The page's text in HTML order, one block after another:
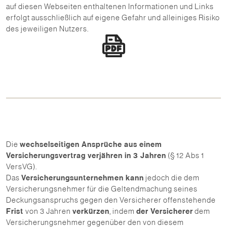
auf diesen Webseiten enthaltenen Informationen und Links
erfolgt ausschließlich auf eigene Gefahr und alleiniges Risiko
des jeweiligen Nutzers.
Die wechselseitigen Ansprüche aus einem
Versicherungsvertrag verjähren in 3 Jahren (§ 12 Abs 1
VersVG).
Das Versicherungsunternehmen kann jedoch die dem
Versicherungsnehmer für die Geltendmachung seines
Deckungsanspruchs gegen den Versicherer offenstehende
Frist von 3 Jahren verkürzen , indem der Versicherer dem
Versicherungsnehmer gegenüber den von diesem